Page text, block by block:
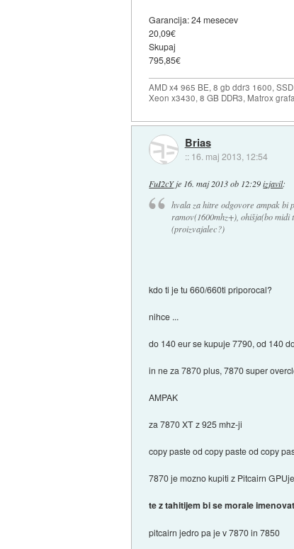
Garancija: 24 mesecev
20,09€
Skupaj
795,85€
AMD x4 965 BE, 8 gb ddr3 1600,
Xeon x3430, 8 GB DDR3, Matrox
Brias
:: 16. maj 2013, 12:54
FuI2cYje 16. maj 2013 ob 12:29 izjavil:
hvala za hitre odgovore ampak bi
ramov(1600mhz+), ohišja(bo
(proizvajalec?)
kdo ti je tu 660/660ti priporocal?
nihce ...
do 140 eur se kupuje 7790, od 140
in ne za 7870 plus, 7870 super
AMPAK
za 7870 XT z 925 mhz-ji
copy paste od copy paste od copy
7870 je mozno kupiti z Pitcairn
te z tahitijem bi se morale
pitcairn jedro pa je v 7870 in 7850